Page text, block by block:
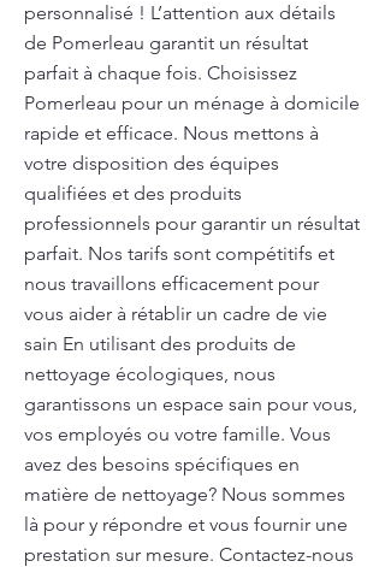
personnalisé ! L’attention aux détails
de Pomerleau garantit un résultat
parfait à chaque fois. Choisissez
Pomerleau pour un ménage à domicile
rapide et efficace. Nous mettons à
votre disposition des équipes
qualifiées et des produits
professionnels pour garantir un résultat
parfait. Nos tarifs sont compétitifs et
nous travaillons efficacement pour
vous aider à rétablir un cadre de vie
sain En utilisant des produits de
nettoyage écologiques, nous
garantissons un espace sain pour vous,
vos employés ou votre famille. Vous
avez des besoins spécifiques en
matière de nettoyage? Nous sommes
là pour y répondre et vous fournir une
prestation sur mesure. Contactez-nous